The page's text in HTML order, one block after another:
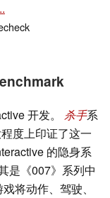
开发。 杀手系
度上印证了这一
的隐身系
是《007》系列中
将动作、驾驶、